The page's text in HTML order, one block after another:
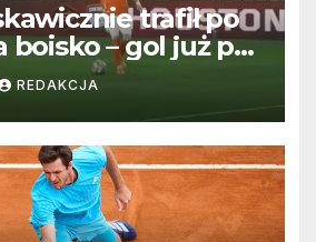
trafił po
boisko – gol już po
REDAKCJA